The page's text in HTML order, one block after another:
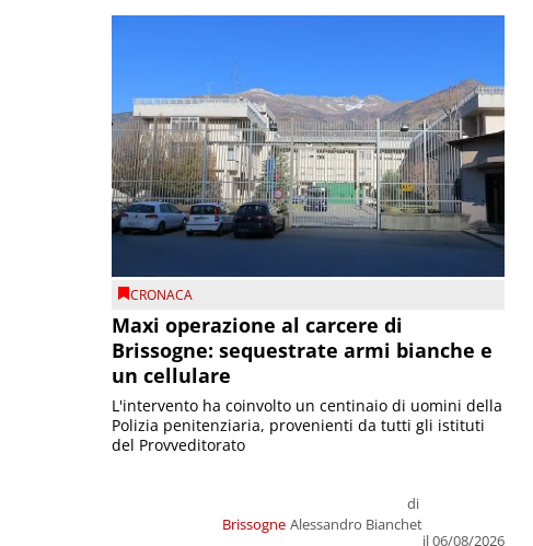
CRONACA
Maxi operazione al carcere di
Brissogne: sequestrate armi bianche e
un cellulare
Brissogne
di
Alessandro Bianchet
il 06/08/2026
L'intervento ha coinvolto un centinaio di uomini della
Polizia penitenziaria, provenienti da tutti gli istituti
del Provveditorato